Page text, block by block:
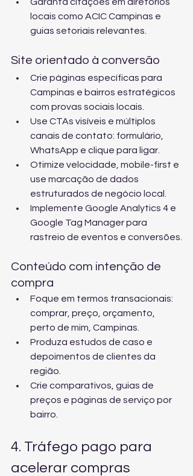
locais como ACIC Campinas e
guias setoriais relevantes.
Site orientado à conversão
Crie páginas específicas para
Campinas e bairros estratégicos
com provas sociais locais.
Use CTAs visíveis e múltiplos
canais de contato: formulário,
WhatsApp e clique para ligar.
Otimize velocidade, mobile-first e
use marcação de dados
estruturados de negócio local.
Implemente Google Analytics 4 e
Google Tag Manager para
rastreio de eventos e conversões.
Conteúdo com intenção de
compra
Foque em termos transacionais:
comprar, preço, orçamento,
perto de mim, Campinas.
Produza estudos de caso e
depoimentos de clientes da
região.
Crie comparativos, guias de
preços e páginas de serviço por
bairro.
4. Tráfego pago para
acelerar compras